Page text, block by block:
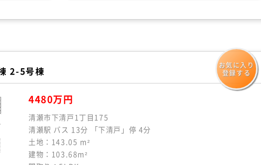
2-5号棟
お気に入り
登録する
4480万円
清瀬市下清戸1丁目175
清瀬駅 バス 13分 「下清戸」停 4分
土地：143.05 m²
建物：103.68m²